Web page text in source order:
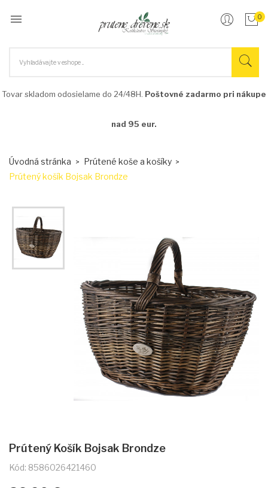
 0
Tovar skladom odosielame do 24/48H. Poštovné zadarmo pri nákupe
nad 95 eur.
Úvodná stránka
Prútené koše a košíky
Prútený košík Bojsak Brondze
Prútený Košík Bojsak Brondze
Kód: 8586026421460